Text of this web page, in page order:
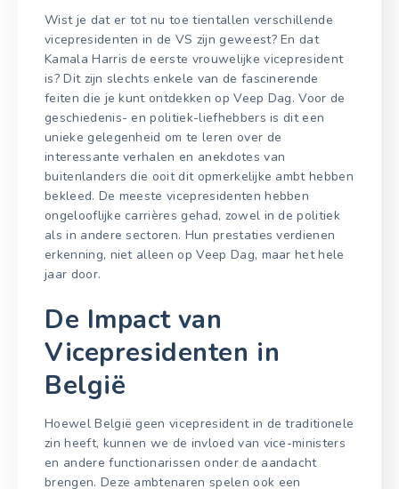
Wist je dat er tot nu toe tientallen verschillende
vicepresidenten in de VS zijn geweest? En dat
Kamala Harris de eerste vrouwelijke vicepresident
is? Dit zijn slechts enkele van de fascinerende
feiten die je kunt ontdekken op Veep Dag. Voor de
geschiedenis- en politiek-liefhebbers is dit een
unieke gelegenheid om te leren over de
interessante verhalen en anekdotes van
buitenlanders die ooit dit opmerkelijke ambt hebben
bekleed. De meeste vicepresidenten hebben
ongelooflijke carrières gehad, zowel in de politiek
als in andere sectoren. Hun prestaties verdienen
erkenning, niet alleen op Veep Dag, maar het hele
jaar door.
De Impact van
Vicepresidenten in
België
Hoewel België geen vicepresident in de traditionele
zin heeft, kunnen we de invloed van vice-ministers
en andere functionarissen onder de aandacht
brengen. Deze ambtenaren spelen ook een